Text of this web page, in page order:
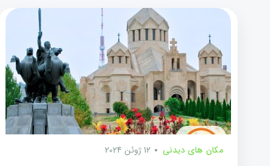
مکان های دیدنی 12 ژوئن 2024